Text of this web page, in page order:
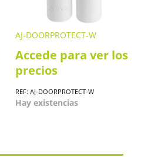
AJ-DOORPROTECT-W
Accede para ver los
precios
REF: AJ-DOORPROTECT-W
Hay existencias